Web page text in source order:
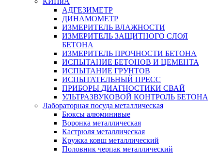
АДГЕЗИМЕТР
ДИНАМОМЕТР
ИЗМЕРИТЕЛЬ ВЛАЖНОСТИ
ИЗМЕРИТЕЛЬ ЗАЩИТНОГО СЛОЯ
БЕТОНА
ИЗМЕРИТЕЛЬ ПРОЧНОСТИ БЕТОНА
ИСПЫТАНИЕ БЕТОНОВ И ЦЕМЕНТА
ИСПЫТАНИЕ ГРУНТОВ
ИСПЫТАТЕЛЬНЫЙ ПРЕСС
ПРИБОРЫ ДИАГНОСТИКИ СВАЙ
УЛЬТРАЗВУКОВОЙ КОНТРОЛЬ БЕТОНА
Лабораторная посуда металлическая
Бюксы алюминивые
Воронка металлическая
Кастрюля металлическая
Кружка ковш металлический
Половник черпак металлический